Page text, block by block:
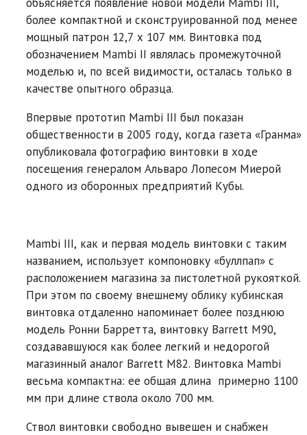
более компактной и сконструированной под менее
мощный патрон 12,7 x 107 мм. Винтовка под
обозначением Mambi II являлась промежуточной
моделью и, по всей видимости, осталась только в
качестве опытного образца.
Впервые прототип Mambi III был показан
общественности в 2005 году, когда газета «Гранма»
опубликовала фотографию винтовки в ходе
посещения генералом Альваро Лопесом Миерой
одного из оборонных предприятий Кубы.
Mambi III, как и первая модель винтовки с таким
названием, использует компоновку «буллпап» с
расположением магазина за пистолетной рукояткой.
При этом по своему внешнему облику кубинская
винтовка отдаленно напоминает более позднюю
модель Ронни Барретта, винтовку Barrett M90,
создававшуюся как более легкий и недорогой
магазинный аналог Barrett M82. Винтовка Mambi
весьма компактна: ее общая длина примерно 1100
мм при длине ствола около 700 мм.
Ствол винтовки свободно вывешен и снабжен